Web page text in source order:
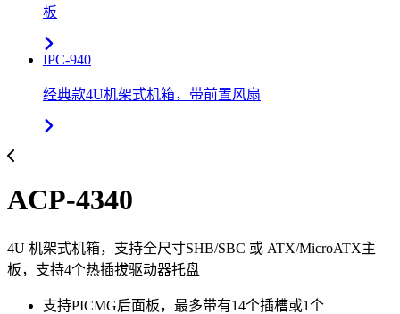
板
IPC-940
经典款4U机架式机箱，带前置风扇
ACP-4340
4U 机架式机箱，支持全尺寸SHB/SBC 或 ATX/MicroATX主
板，支持4个热插拔驱动器托盘
支持PICMG后面板，最多带有14个插槽或1个